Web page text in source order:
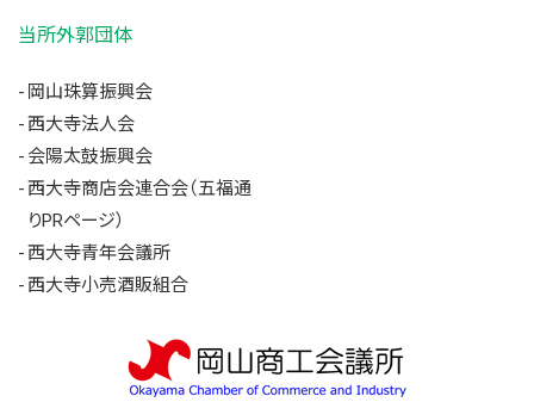
当所外郭団体
岡山珠算振興会
西大寺法人会
会陽太鼓振興会
西大寺商店会連合会（五福通
りPRページ）
西大寺青年会議所
西大寺小売酒販組合